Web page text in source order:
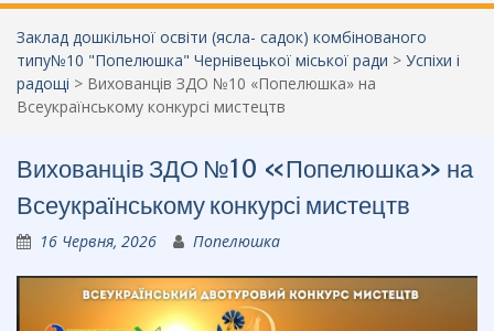
Заклад дошкільної освіти (ясла- садок) комбінованого
типу№10 "Попелюшка" Чернівецької міської ради > Успіхи і
радощі > Вихованців ЗДО №10 «Попелюшка» на
Всеукраїнському конкурсі мистецтв
Вихованців ЗДО №10 «Попелюшка» на
Всеукраїнському конкурсі мистецтв
16 Червня, 2026 Попелюшка